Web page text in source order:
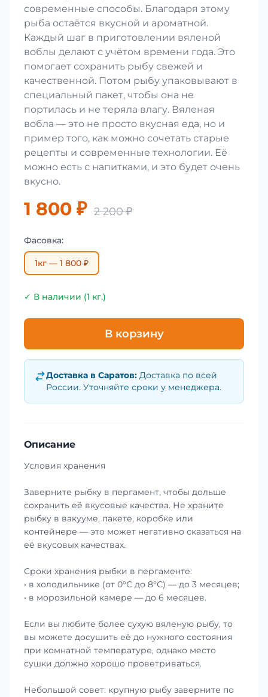
современные способы. Благодаря этому
рыба остаётся вкусной и ароматной.
Каждый шаг в приготовлении вяленой
воблы делают с учётом времени года. Это
помогает сохранить рыбу свежей и
качественной. Потом рыбу упаковывают в
специальный пакет, чтобы она не
портилась и не теряла влагу. Вяленая
вобла — это не просто вкусная еда, но и
пример того, как можно сочетать старые
рецепты и современные технологии. Её
можно есть с напитками, и это будет очень
вкусно.
1 800 ₽ 2 200 ₽
Фасовка:
1кг — 1 800 ₽
✓ В наличии (1 кг.)
В корзину
Доставка в Саратов: Доставка по всей
России. Уточняйте сроки у менеджера.
Описание
Условия хранения
Заверните рыбку в пергамент, чтобы дольше
сохранить её вкусовые качества. Не храните
рыбку в вакууме, пакете, коробке или
контейнере — это может негативно сказаться на
её вкусовых качествах.
Сроки хранения рыбки в пергаменте:
• в холодильнике (от 0°С до 8°С) — до 3 месяцев;
• в морозильной камере — до 6 месяцев.
Если вы любите более сухую вяленую рыбу, то
вы можете досушить её до нужного состояния
при комнатной температуре, однако место
сушки должно хорошо проветриваться.
Небольшой совет: крупную рыбу заверните по